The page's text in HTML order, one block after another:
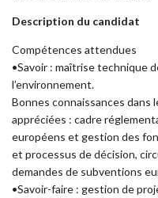
Description du candidat
Compétences attendues
•Savoir : maîtrise technique
l’environnement.
Bonnes connaissances
appréciées : cadre
européens et gestion des
et processus de décision,
demandes de subventions
•Savoir-faire : gestion de